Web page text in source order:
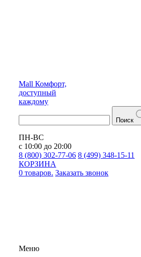
Mall Комфорт,
доступный
каждому
Поиск
ПН-ВС
с 10:00 до 20:00
8 (800) 302-77-06 8 (499) 348-15-11
КОРЗИНА
0 товаров. Заказать звонок
Меню